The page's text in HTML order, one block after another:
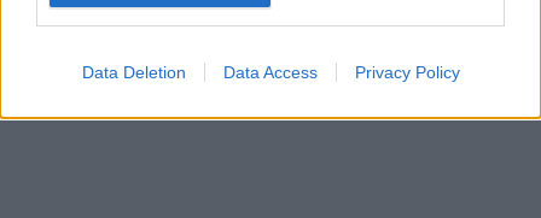
Data Deletion Data Access Privacy Policy
Prisijungti komentatoriams